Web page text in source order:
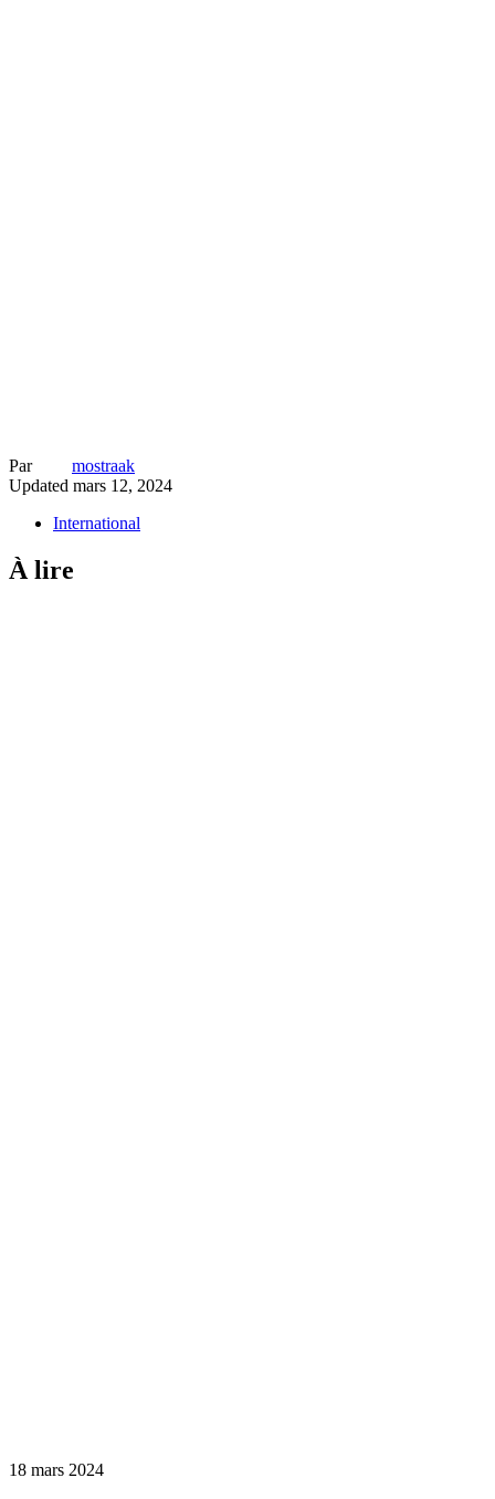
Par
mostraak
Updated mars 12, 2024
International
À lire
18 mars 2024